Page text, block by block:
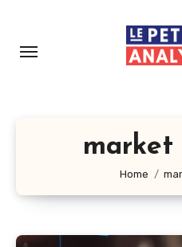
contenu
market
Home